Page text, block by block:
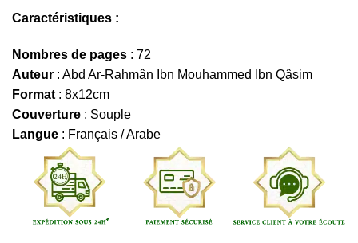
Caractéristiques :
Nombres de pages : 72
Auteur : Abd Ar-Rahmân Ibn Mouhammed Ibn Qâsim
Format : 8x12cm
Couverture : Souple
Langue : Français / Arabe